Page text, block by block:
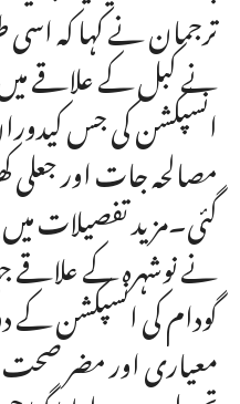
ترجمان نے کہا کہ
نے کبل کے علاقے
مصالحہ جات اور جعلی
گئی۔مزید تفصیلات میں
نے نوشہرہ کے علاقے
معیاری اور مضر